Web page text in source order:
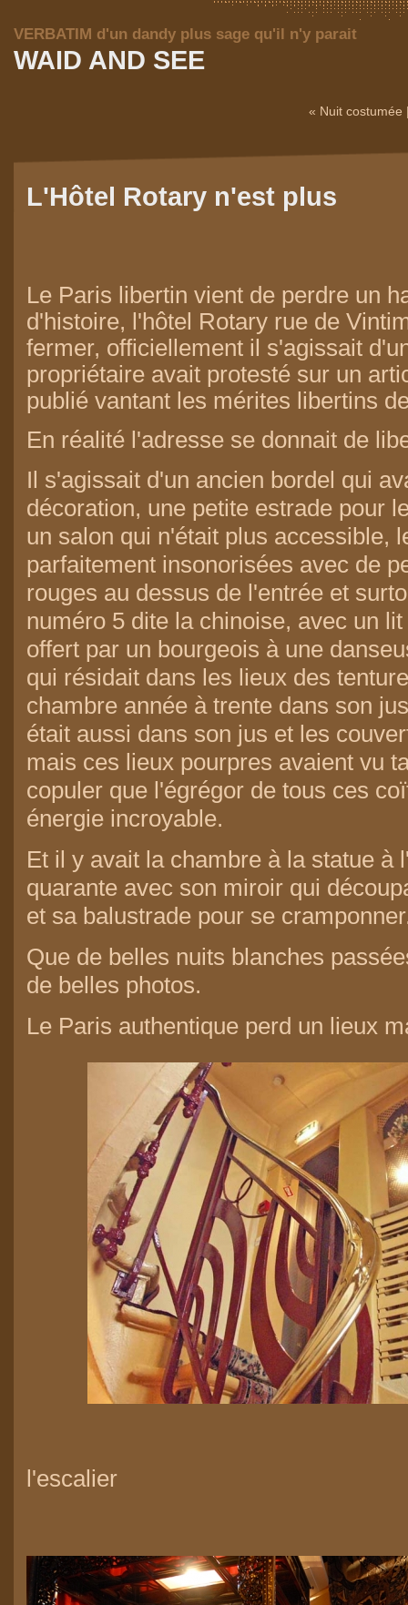
WAID AND SEE
VERBATIM d'un dandy plus sage qu'il n'y parait
« Nuit costumée
L'Hôtel Rotary n'est plus
Le Paris libertin vient de perdre un
d'histoire, l'hôtel Rotary rue de
fermer, officiellement il s'agissait
propriétaire avait protesté sur un
publié vantant les mérites libertins
En réalité l'adresse se donnait de
Il s'agissait d'un ancien bordel qui
décoration, une petite estrade pour
un salon qui n'était plus accessible,
parfaitement insonorisées avec de
rouges au dessus de l'entrée et
numéro 5 dite la chinoise, avec un
offert par un bourgeois à une
qui résidait dans les lieux des
chambre année à trente dans son
était aussi dans son jus et les
mais ces lieux pourpres avaient vu
copuler que l'égrégor de tous ces
énergie incroyable.
Et il y avait la chambre à la statue à
quarante avec son miroir qui
et sa balustrade pour se
Que de belles nuits blanches
de belles photos.
Le Paris authentique perd un lieux
l'escalier